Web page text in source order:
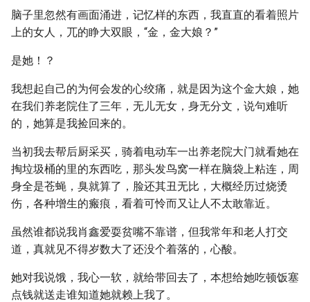
脑子里忽然有画面涌进，记忆样的东西，我直直的看着照片
上的女人，兀的睁大双眼，“金，金大娘？”
是她！？
我想起自己的为何会发的心绞痛，就是因为这个金大娘，她
在我们养老院住了三年，无儿无女，身无分文，说句难听
的，她算是我捡回来的。
当初我去帮后厨采买，骑着电动车一出养老院大门就看她在
掏垃圾桶的里的东西吃，那头发鸟窝一样在脑袋上粘连，周
身全是苍蝇，臭就算了，脸还其丑无比，大概经历过烧烫
伤，各种增生的瘢痕，看着可怜而又让人不太敢靠近。
虽然谁都说我肖鑫爱耍贫嘴不靠谱，但我常年和老人打交
道，真就见不得岁数大了还没个着落的，心酸。
她对我说饿，我心一软，就给带回去了，本想给她吃顿饭塞
点钱就送走谁知道她就赖上我了。